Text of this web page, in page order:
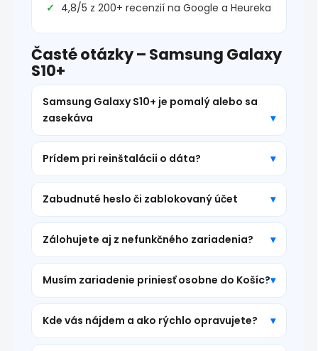
4,8/5 z 200+ recenzií na Google a Heureka
Časté otázky – Samsung Galaxy
S10+
Samsung Galaxy S10+ je pomalý alebo sa
zasekáva
Prídem pri reinštalácii o dáta?
Zabudnuté heslo či zablokovaný účet
Zálohujete aj z nefunkčného zariadenia?
Musím zariadenie priniesť osobne do Košíc?
Kde vás nájdem a ako rýchlo opravujete?